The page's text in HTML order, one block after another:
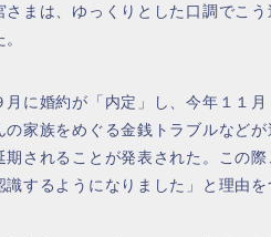
さまは、ゆっくりとした口調でこ
月に婚約が「内定」し、今年１１
の家族をめぐる金銭トラブルなど
期されることが発表された。この
識するようになりました」と理由